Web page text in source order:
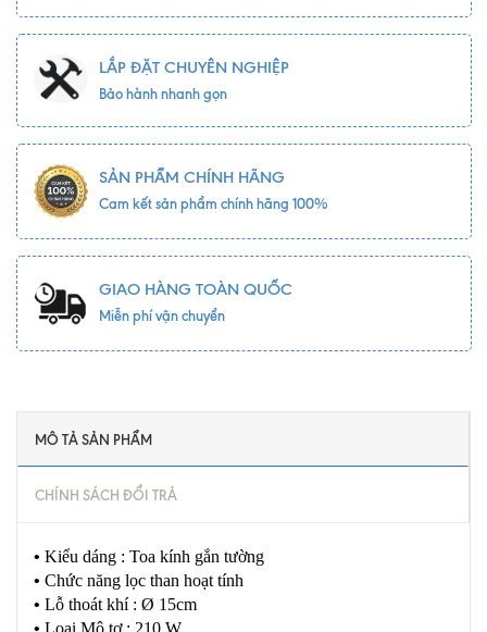
LẮP ĐẶT CHUYÊN NGHIỆP
Bảo hành nhanh gọn
SẢN PHẨM CHÍNH HÃNG
Cam kết sản phẩm chính hãng 100%
GIAO HÀNG TOÀN QUỐC
Miễn phí vận chuyển
MÔ TẢ SẢN PHẨM
CHÍNH SÁCH ĐỔI TRẢ
• Kiểu dáng : Toa kính gắn tường
• Chức năng lọc than hoạt tính
• Lỗ thoát khí : Ø 15cm
• Loại Mô tơ : 210 W